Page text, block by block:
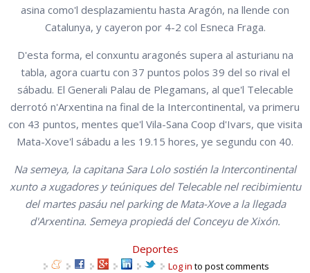
asina como'l desplazamientu hasta Aragón, na llende con
Catalunya, y cayeron por 4-2 col Esneca Fraga.
D'esta forma, el conxuntu aragonés supera al asturianu na
tabla, agora cuartu con 37 puntos polos 39 del so rival el
sábadu. El Generali Palau de Plegamans, al que'l Telecable
derrotó n'Arxentina na final de la Intercontinental, va primeru
con 43 puntos, mentes que'l Vila-Sana Coop d'Ivars, que visita
Mata-Xove'l sábadu a les 19.15 hores, ye segundu con 40.
Na semeya, la capitana Sara Lolo sostién la Intercontinental
xunto a xugadores y teúniques del Telecable nel recibimientu
del martes pasáu nel parking de Mata-Xove a la llegada
d'Arxentina. Semeya propiedá del Conceyu de Xixón.
Deportes
Log in to post comments